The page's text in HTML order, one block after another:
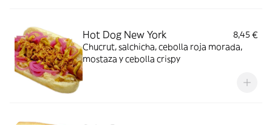
Hot Dog New York
8,45 €
Chucrut, salchicha, cebolla roja morada,
mostaza y cebolla crispy